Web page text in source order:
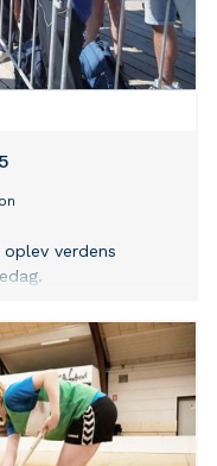
verdens